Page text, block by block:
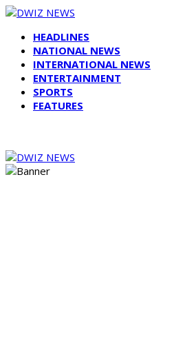
HEADLINES
NATIONAL NEWS
INTERNATIONAL NEWS
ENTERTAINMENT
SPORTS
FEATURES